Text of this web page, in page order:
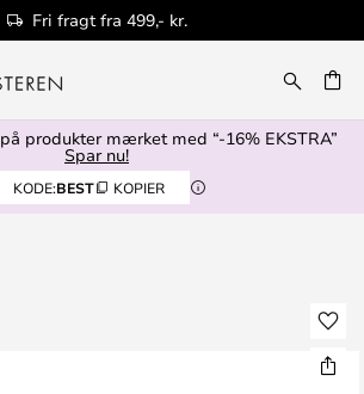
Fri fragt fra 499,- kr.
på produkter mærket med “-16% EKSTRA”
Spar nu!
KODE:BEST KOPIER